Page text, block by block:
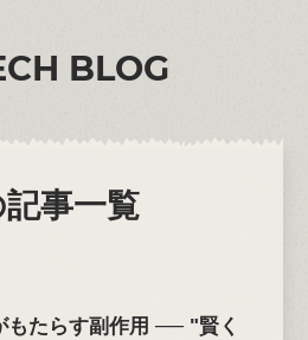
BLOG
記事一覧
もたらす副作用 ── "賢く